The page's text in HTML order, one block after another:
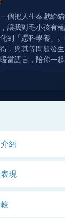
個把人生奉獻給
讓我對毛小孩有
化到「憑科學養
，與其等問題發
當語言，陪你一
紹
現